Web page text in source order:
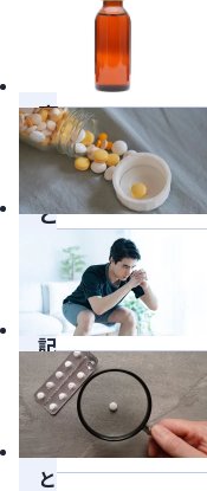
事
の
ま
と
こ
の
記
事
の
と